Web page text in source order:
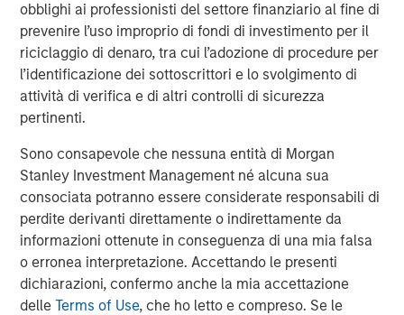
obblighi ai professionisti del settore finanziario al fine di
prevenire l’uso improprio di fondi di investimento per il
riciclaggio di denaro, tra cui l’adozione di procedure per
l’identificazione dei sottoscrittori e lo svolgimento di
attività di verifica e di altri controlli di sicurezza
pertinenti.
Sono consapevole che nessuna entità di Morgan
Stanley Investment Management né alcuna sua
consociata potranno essere considerate responsabili di
perdite derivanti direttamente o indirettamente da
informazioni ottenute in conseguenza di una mia falsa
o erronea interpretazione. Accettando le presenti
dichiarazioni, confermo anche la mia accettazione
delleTerms of Use, che ho letto e compreso. Se le
With tens of millions of square feet of commercial office
space under its management, Cohesion is continuing to
transform commercial real estate with smart
technologies that improve the tenant experience,
streamline operations and optimize revenue. Its patented
building operations – the human aspect, building systems
and environmental elements – into a single, multi-
function management and data platform that simulates
building operations to predict outcomes for the rapidly
evolving industry.
“We believe there is a need for the solutions Cohesion is
creating,” said Cohesion Board Member Steve Koch, HPA